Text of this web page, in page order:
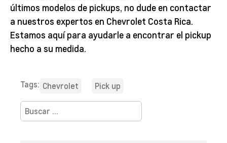
últimos modelos de pickups, no dude en contactar
a nuestros expertos en Chevrolet Costa Rica.
Estamos aquí para ayudarle a encontrar el pickup
hecho a su medida.
Tags: Chevrolet
Pick up
Buscar: